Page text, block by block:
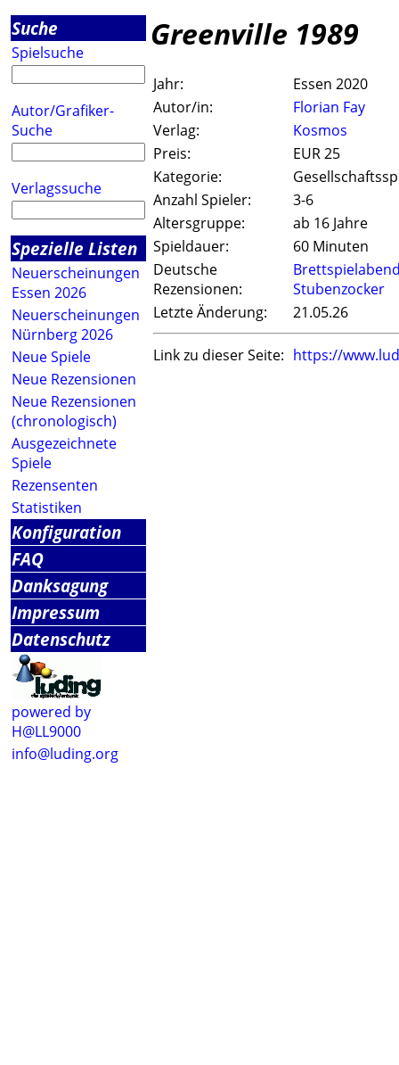
Suche
Spielsuche
Autor/Grafiker-
Suche
Verlagssuche
Spezielle Listen
Neuerscheinungen
Essen 2026
Neuerscheinungen
Nürnberg 2026
Neue Spiele
Neue Rezensionen
Neue Rezensionen
(chronologisch)
Ausgezeichnete
Spiele
Rezensenten
Statistiken
Konfiguration
FAQ
Danksagung
Impressum
Datenschutz
powered by
H@LL9000
info@luding.org
Greenville 1989
Jahr:
Essen 2020
Autor/in:
Florian Fay
Verlag:
Kosmos
Preis:
EUR 25
Kategorie:
Anzahl Spieler:
3-6
Altersgruppe:
ab 16 Jahre
Spieldauer:
60 Minuten
Deutsche
Rezensionen:
Stubenzocker
Letzte Änderung:
21.05.26
Link zu dieser Seite: https://